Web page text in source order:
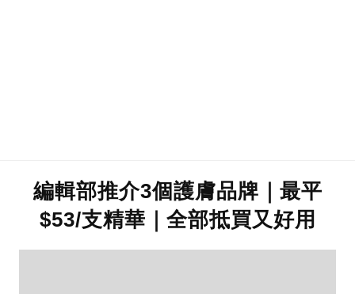
編輯部推介3個護膚品牌｜最平
$53/支精華｜全部抵買又好用